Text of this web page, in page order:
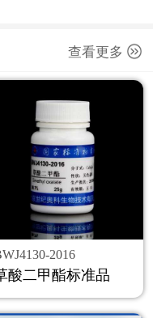
查看更多
2016
酸二甲酯标准品